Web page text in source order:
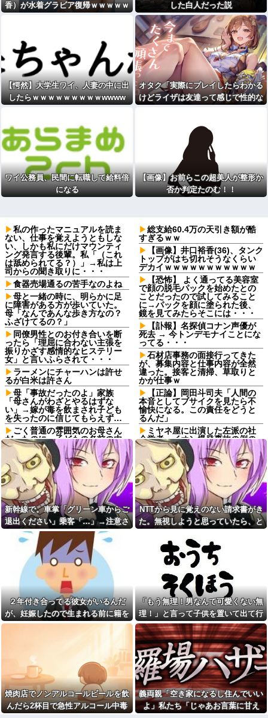
香）が水着グラビア復帰ｗｗｗｗｗ
した白人だった説
【愕然】大学生ワイ、人妻の中に出
したらｗｗｗｗｗｗｗｗｗwwww
オタク「実際にプレイしたらわかる
けどライザは友達って感じで性的な
ワイ公務員、民間に転職して給料倍
になる
【画像】お前らこの超美人が整形か
否か判定たのむ！！
私の作ったマニュアルを読ま
ない、仕事を覚えようともしな
い、しかも私にだけマウンティ
ング発言する後輩。私「（これ
は舐められてる？）」→私は上
司からの聞き取りに・・・
食器売場通るの苦手なのよね
母と一緒の時に、明らかに足
に障害がある方が歩いていた。
母「なんであんな歩き方なの？
ふざけてるの？」
同僚男性とのお付き合いを断
ったら「理屈に合わない主張を
振りかざす感情的なヒステリー
女」と言いふらされて・・・
ラーメンにチャーハンは許せ
るが白米は許さん
母「事故だったのよ」家族
「母さんがわざとやるはずな
い」→嫁が毒を飲まされ子ども
を失ったのに信じてもらえず…
ごく普通の雰囲気のお母さん
だったのに、子どもの名前の由
来を聞いて驚きを隠せなくなっ
て…
ママ友同士で7000円のランチ
を楽しんでいたら、一人の発言
で場の空気が凍りついた。その
理由とは…
彼氏を初めて一人暮らしの我
が家に招いた。私が朝ご飯を作
ったのだが、彼氏にトーストに
何塗る？って聞いたら...
あの咀嚼音がどうしても無理
で吐きそう
有吉「『俺テレビ見ない』っ
て言う奴おかしいだろ。団子屋
で『団子食べない』って言う
か？」
【悲報】大卒初任給600万の時
代へ
wwwwwwwwwwwwwwwwww
【緊急】お笑いジャングルポ
ケット斉藤慎二被告に懲役7年の
求刑←これ…
ジャップ「クリスマスお祝い
した1週間後にみんなで神社行き
ます」←これ
【画像】令和最新版のあのち
ゃん、可愛過ぎてワイらにブッ
刺さりまくりw w w w w w
総支給60.4万の天引き額が酷
すぎるｗｗ
【画像】井口裕香(36)、タンク
トップがはち切れそうなくらい
デカイｗｗｗｗｗｗｗｗｗｗｗ
【恐怖】 よく通ってる美容室
で顔の脱毛パックを始めたとの
ことだったので試してみること
に→パックを顔に塗られた後、
鏡を見てみたらそこには・・・
【訃報】名探偵コナン声優が
死去 → 今トンデモナイことにな
ってる・・・
石材店事務の面接行ってきた
が、募集内容と仕事内容が全然
違った。接客と清掃、草取りと
かが仕事ｗ
【正論】岡田斗司夫「人間の
本音としてブサイクを見たら不
愉快になる。この責任をどうと
るんだ」
ミヤネ屋に出演した左派の社
会学者、イオン爆発事故の例の
テナントに理解を示して……
【画像】令和最新版のあのち
ゃん、可愛過ぎてワイらにブッ
刺さりまくりw w w w w w他
血を見て失神した俺が「殺人
事件の被害者（遺体）」と勘違
いされ現場が大パニックに！勇
敢なおばちゃんとオジサン達の
団結力と勘違い劇がこちらｗｗ
に妊娠…41歳主婦が語る中絶の
真実wwwww
【画像】このボケて、破壊力
ありすぎてクッソワロタｗｗｗ
ｗｗｗｗｗｗ
帰って来た旦那「今日もご飯
ないの？なんで？」私「自転車
ないしスーパーまで歩いて一時
間。無理よ！」→結果ｗｗｗ
妻の浮氣が発覚。俺「離婚
だ」妻の謝罪と子供の願いに根
負けして再構築し、２週間後に
また浮気。俺「今度こそ離婚
だ」妻「離婚するなら飛び降り
る！」俺「ご自由に＾＾」→結
果
不倫相手(男)が「自分の下半身
の画像」を私のスマホに送信し
てきた
新幹線で。車掌「グリーン車からご
退出ください」乗客「…」→注意さ
れても動かない乗客を見ていたら、
その直後まさかの展開に…
NTTから見に覚えのない請求書がき
た。無視しようと思っていたら、と
２年付き合ってる彼女がいるんだ
が、妊娠したので生まれる前に籍を
入れたいと言われた。俺は種がほぼ
無いはずなのに...
「もう無理！男なんて可愛くない無
理！」と言って子供を置いて出て行
った息子嫁
焼肉店でノンアルコールビールを飲
んだら2杯目で急性アルコール中毒
義両親「空き家になるし住んでいい
よ」私たち「じゃあお言葉に甘え